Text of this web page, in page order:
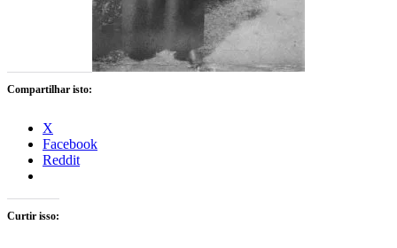
Compartilhar isto:
X
Facebook
Reddit
Curtir isso: